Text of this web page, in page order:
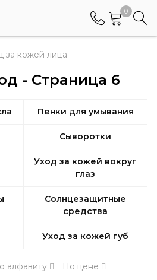
0
за кожей лица
- Страница 6
Пенки для умывания
Сыворотки
Уход за кожей вокруг
глаз
Солнцезащитные
средства
Уход за кожей губ
алфавиту По цене